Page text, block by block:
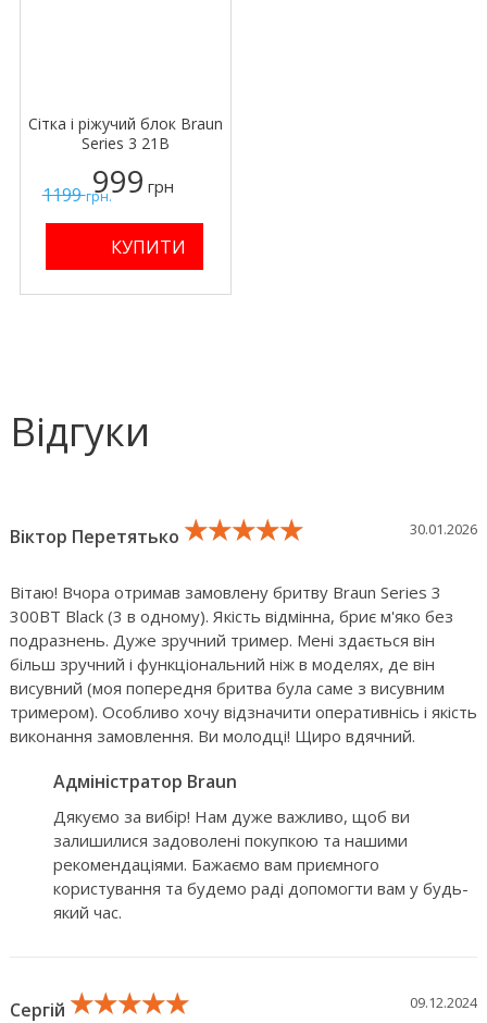
1199грн.
Сітка і ріжучий блок Braun
Series 3 21B
999 грн
Відгуки
Віктор Перетятько ★★★★★
★★★★★
★★★★★ 30.01.2026
Вітаю! Вчора отримав замовлену бритву Braun Series 3
300BT Black (3 в одному). Якість відмінна, бриє м'яко без
подразнень. Дуже зручний тример. Мені здається він
більш зручний і функціональний ніж в моделях, де він
висувний (моя попередня бритва була саме з висувним
тримером). Особливо хочу відзначити оперативнісь і якість
виконання замовлення. Ви молодці! Щиро вдячний.
Адміністратор Braun
Дякуємо за вибір! Нам дуже важливо, щоб ви
залишилися задоволені покупкою та нашими
рекомендаціями. Бажаємо вам приємного
користування та будемо раді допомогти вам у будь-
який час.
Сергій ★★★★★
★★★★★
★★★★★ 09.12.2024